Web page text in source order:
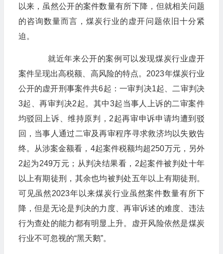
以来，虽然公开的案件数量有所下降，但就相关问题
的咨询数量而言，煤炭行业的虚开问题依旧十分紧
迫。
就近年来公开的案例可以发现煤炭行业虚开
案件呈现出高税额、高风险的特点。2023年煤炭行业
公开的虚开刑事案件共6起：一审判决1起、二审判决
3起、再审判决2起。其中3起当事人上诉的二审案件
均驳回上诉、维持原判，2起再审申诉申请均遭到驳
回，当事人通过二审及再审程序寻求救济均以失败告
终。从涉案金额看，4起案件税额均超250万元，另外
2起为249万元；从判决结果看，2起案件被判处十年
以上有期徒刑，其余也均被判处五年以上有期徒刑。
可见虽然2023年以来煤炭行业虽然案件数量有所下
降，但是无论是判决的力度、再审诉述的难度、违法
行为查处的能力都有明显上升。虚开风险依然是煤炭
行业不可忽视的“黑天鹅”。